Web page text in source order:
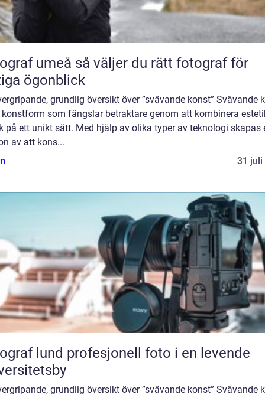
så väljer du rätt fotograf för
ögonblick
grundlig översikt över ”svävande konst” Svävande
konstform som fängslar betraktare genom att kombinera
på ett unikt sätt. Med hjälp av olika typer av teknologi skapas
av att kons...
31 juli
profesjonell foto i en levende
grundlig översikt över ”svävande konst” Svävande